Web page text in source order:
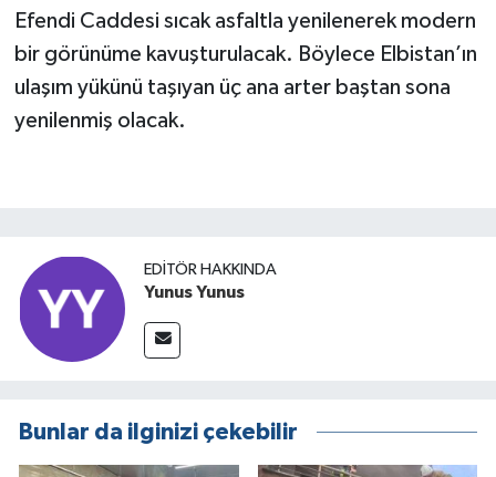
Efendi Caddesi sıcak asfaltla yenilenerek modern
bir görünüme kavuşturulacak. Böylece Elbistan’ın
ulaşım yükünü taşıyan üç ana arter baştan sona
yenilenmiş olacak.
EDITÖR HAKKINDA
Yunus Yunus
Bunlar da ilginizi çekebilir